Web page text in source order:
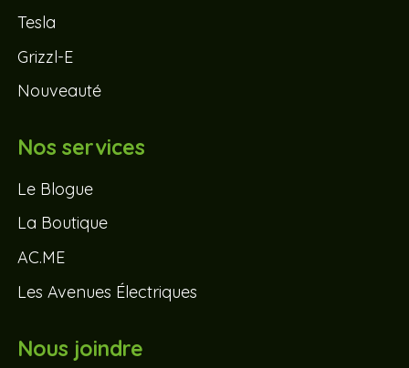
Tesla
Grizzl-E
Nouveauté
Nos services
Le Blogue
La Boutique
AC.ME
Les Avenues Électriques
Nous joindre